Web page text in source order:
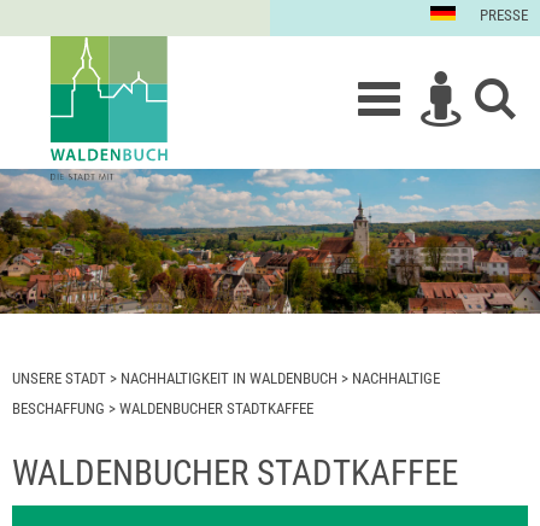
PRESSE
UNSERE STADT > NACHHALTIGKEIT IN WALDENBUCH > NACHHALTIGE
BESCHAFFUNG > WALDENBUCHER STADTKAFFEE
WALDENBUCHER STADTKAFFEE